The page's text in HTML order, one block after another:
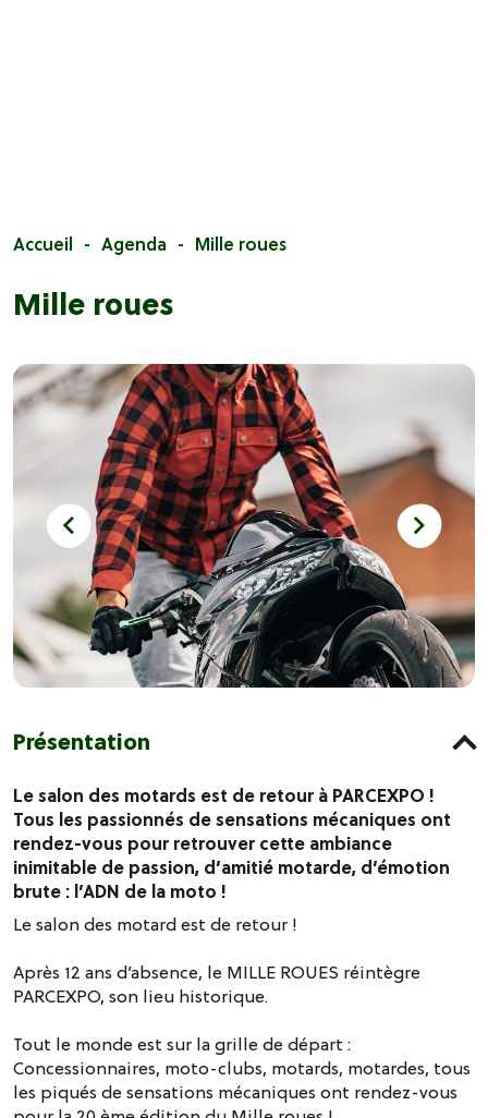
Accueil Agenda Mille roues
Mille roues
Présentation
Le salon des motards est de retour à PARCEXPO !
Tous les passionnés de sensations mécaniques ont
rendez-vous pour retrouver cette ambiance
inimitable de passion, d’amitié motarde, d’émotion
brute : l’ADN de la moto !
Le salon des motard est de retour !
Après 12 ans d’absence, le MILLE ROUES réintègre
PARCEXPO, son lieu historique.
Tout le monde est sur la grille de départ :
Concessionnaires, moto-clubs, motards, motardes, tous
les piqués de sensations mécaniques ont rendez-vous